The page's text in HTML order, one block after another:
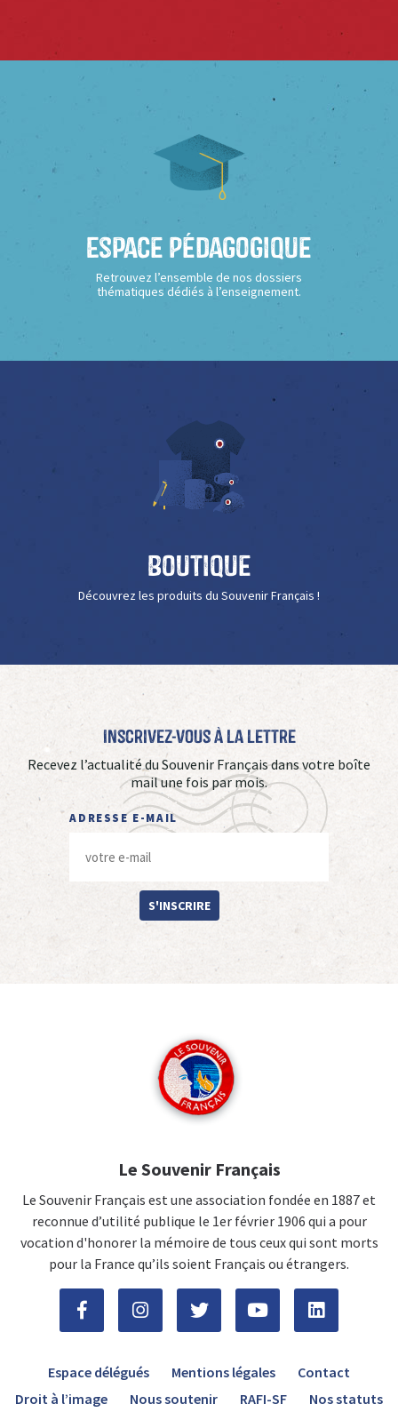
Espace Pédagogique
Retrouvez l’ensemble de nos dossiers
thématiques dédiés à l’enseignement.
Boutique
Découvrez les produits du Souvenir Français !
Inscrivez-vous à La Lettre
Recevez l’actualité du Souvenir Français dans votre boîte
mail une fois par mois.
ADRESSE E-MAIL
S'INSCRIRE
Le Souvenir Français
Le Souvenir Français est une association fondée en 1887 et
reconnue d’utilité publique le 1er février 1906 qui a pour
vocation d'honorer la mémoire de tous ceux qui sont morts
pour la France qu’ils soient Français ou étrangers.
Espace délégués Mentions légales
Contact
Droit à l’image
Nous soutenir RAFI-SF Nos statuts